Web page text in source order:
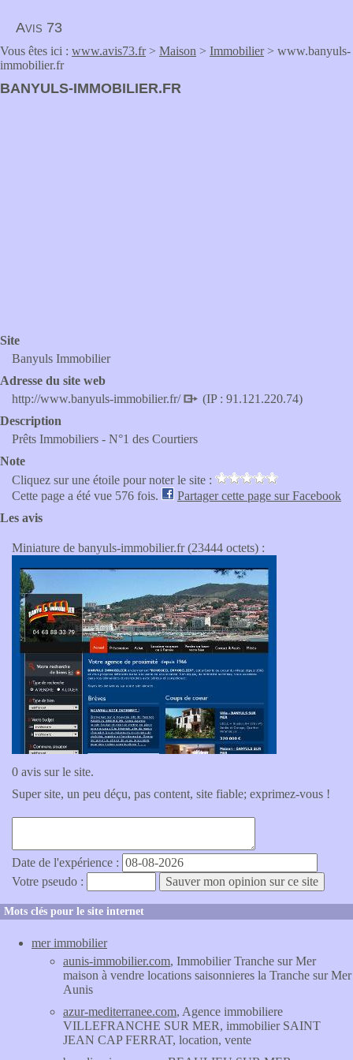
Avis 73
Vous êtes ici : www.avis73.fr> Maison > Immobilier> www.banyuls-
immobilier.fr
BANYULS-IMMOBILIER.FR
Site
Banyuls Immobilier
Adresse du site web
http://www.banyuls-immobilier.fr/
(IP : 91.121.220.74)
Description
Prêts Immobiliers - N°1 des Courtiers
Note
Cliquez sur une étoile pour noter le site :
Cette page a été vue 576 fois.
Partager cette page sur Facebook
Les avis
Miniature de banyuls-immobilier.fr (23444 octets) :
0 avis sur le site.
Super site, un peu déçu, pas content, site fiable; exprimez-vous !
Date de l'expérience :
Votre pseudo :
Mots clés pour le site internet
mer immobilier
aunis-immobilier.com, Immobilier Tranche sur Mer
maison à vendre locations saisonnieres la Tranche sur Mer
Aunis
azur-mediterranee.com, Agence immobiliere
VILLEFRANCHE SUR MER, immobilier SAINT
JEAN CAP FERRAT, location, vente